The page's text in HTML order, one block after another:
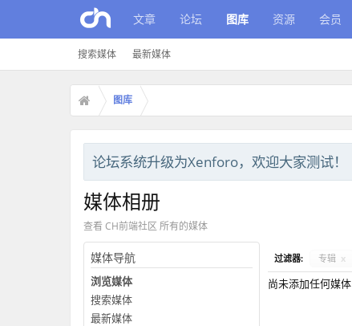
文章 论坛 图库
搜索媒体 最新媒体
资源 会员
图库
论坛系统升级为Xenforo，欢迎大家测试！
媒体相册
查看 CH前端社区 所有的媒体
过滤器: 专辑 x
尚未添加任何媒体
媒体导航
浏览媒体
搜索媒体
最新媒体